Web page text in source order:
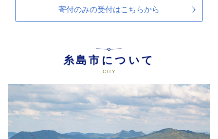
寄付のみの受付はこちらから
糸島市について